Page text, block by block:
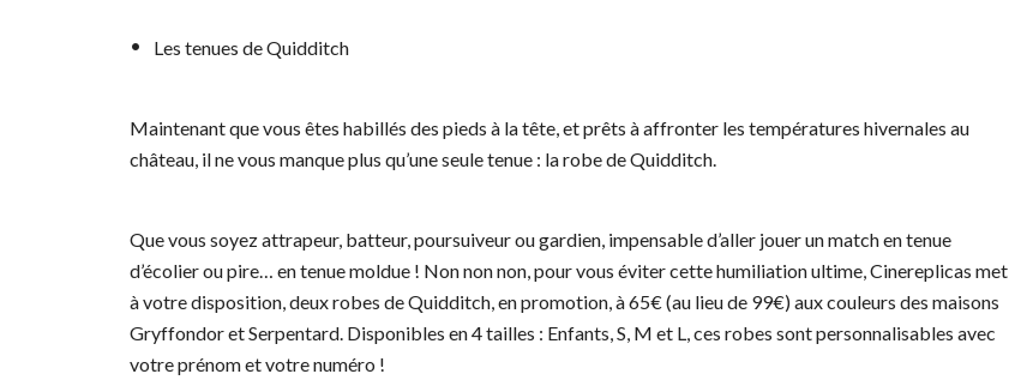
Les tenues de Quidditch
Maintenant que vous êtes habillés des pieds à la tête, et prêts à affronter les températures hivernales au
château, il ne vous manque plus qu’une seule tenue : la robe de Quidditch.
Que vous soyez attrapeur, batteur, poursuiveur ou gardien, impensable d’aller jouer un match en tenue
d’écolier ou pire… en tenue moldue ! Non non non, pour vous éviter cette humiliation ultime, Cinereplicas met
à votre disposition, deux robes de Quidditch, en promotion, à 65€ (au lieu de 99€) aux couleurs des maisons
Gryffondor et Serpentard. Disponibles en 4 tailles : Enfants, S, M et L, ces robes sont personnalisables avec
votre prénom et votre numéro !